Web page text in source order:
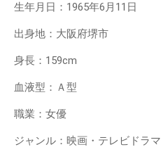
生年月日：1965年6月11日
出身地：大阪府堺市
身長：159cm
血液型：Ａ型
職業：女優
ジャンル：映画・テレビドラ